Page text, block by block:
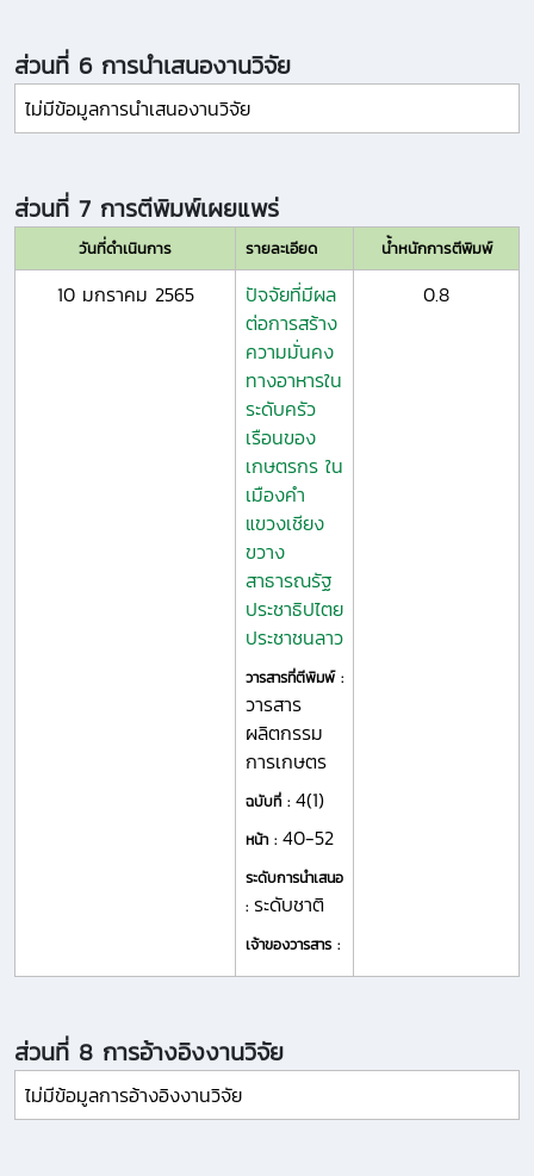
ส่วนที่ 6 การนำเสนองานวิจัย
ไม่มีข้อมูลการนำเสนองานวิจัย
ส่วนที่ 7 การตีพิมพ์เผยแพร่
วันที่ดำเนินการ รายละเอียด น้ำหนักการตีพิมพ์
10 มกราคม 2565
ปัจจัยที่มีผล
ต่อการสร้าง
ความมั่นคง
ทางอาหารใน
ระดับครัว
เรือนของ
เกษตรกร ใน
เมืองคำ
แขวงเชียง
ขวาง
สาธารณรัฐ
ประชาธิปไตย
ประชาชนลาว
วารสารที่ตีพิมพ์ :
วารสาร
ผลิตกรรม
การเกษตร
ฉบับที่ : 4(1)
หน้า : 40-52
ระดับการนำเสนอ
: ระดับชาติ
เจ้าของวารสาร :
0.8
ส่วนที่ 8 การอ้างอิงงานวิจัย
ไม่มีข้อมูลการอ้างอิงงานวิจัย